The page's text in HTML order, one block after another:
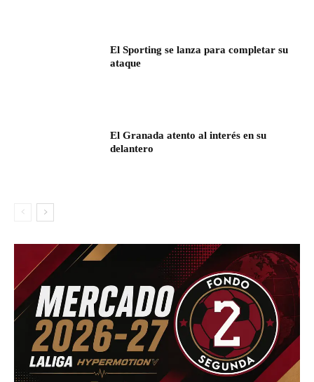
El Sporting se lanza para completar su
ataque
El Granada atento al interés en su
delantero